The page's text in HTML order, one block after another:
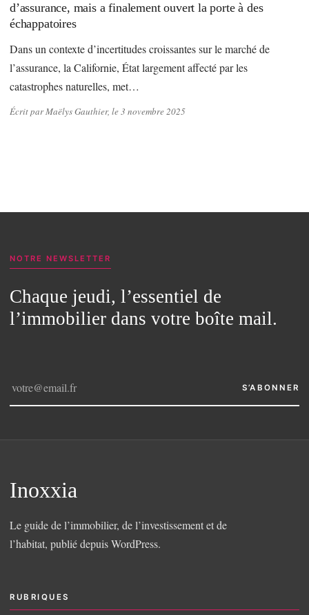
d’assurance, mais a finalement ouvert la porte à des
échappatoires
Dans un contexte d’incertitudes croissantes sur le marché de
l’assurance, la Californie, État largement affecté par les
catastrophes naturelles, met…
Écrit par Maëlys Gauthier, le 3 novembre 2025
NOTRE NEWSLETTER
Chaque jeudi, l’essentiel de
l’immobilier dans votre boîte mail.
S’ABONNER
Inoxxia
Le guide de l’immobilier, de l’investissement et de
l’habitat, publié depuis WordPress.
RUBRIQUES